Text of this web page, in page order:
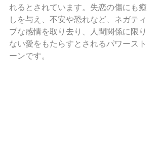
れるとされています。失恋の傷にも癒
しを与え、不安や恐れなど、ネガティ
ブな感情を取り去り、人間関係に限り
ない愛をもたらすとされるパワースト
ーンです。